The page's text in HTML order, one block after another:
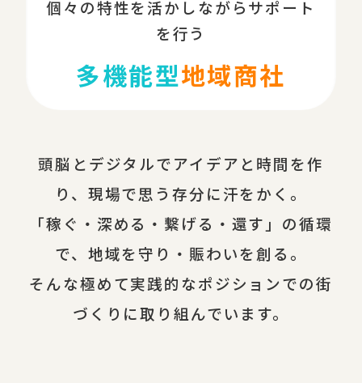
個々の特性を活かしながらサポート
を行う
多機能型地域商社
頭脳とデジタルでアイデアと時間を作
り、現場で思う存分に汗をかく。
「稼ぐ・深める・繋げる・還す」の循環
で、地域を守り・賑わいを創る。
そんな極めて実践的なポジションでの街
づくりに取り組んでいます。